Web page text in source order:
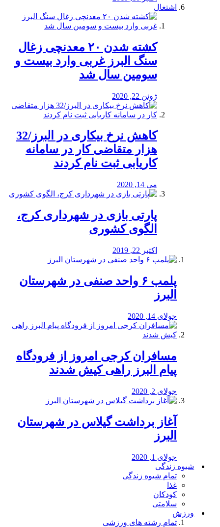
اشتغال
کشته شدن ۲۰ معدنچی زغال
سنگ البرز غربی وارد بیست و
سومین سال شد
ژوئن 22, 2020
کاهش نرخ بیکاری در البرز/32
هزار متقاضی کار در سامانه
کاریابی ثبت نام کردند
می 14, 2020
پارتی بازی در شهرداری کرج،
الگوی کشوری
اکتبر 22, 2019
پلمب ۶ واحد صنفی در شهرستان
البرز
جولای 14, 2020
مسافران کرجی امروز از فرودگاه
پیام البرز راهی کیش شدند
جولای 2, 2020
آغاز برداشت گیلاس در شهرستان
البرز
جولای 1, 2020
شیوه زندگی
تمام شیوه زندگی
غذا
کودکان
سلامتی
ورزش
تمام رشته های ورزشی